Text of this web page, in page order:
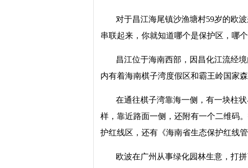
对于昌江海尾镇沙渔塘村59岁的欧
串联起来，你就知道哪个是保护区，哪
昌江位于海南西部，因昌化江流经
内有着海南棋子湾度假区和霸王岭国家森
在通往棋子湾靠海一侧，有一块柱
样，靠近路面一侧，还附有一个二维码
护红线区，还有《海南省生态保护红线
欧波在广州从事绿化园林生意，打